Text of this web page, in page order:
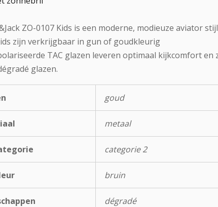
ZO-0107 Kids is een moderne, modieuze aviator
zijn verkrijgbaar in gun of goudkleurig
TAC glazen leveren optimaal kijkcomfort
glazen.
goud
metaal
categorie 2
bruin
dégradé